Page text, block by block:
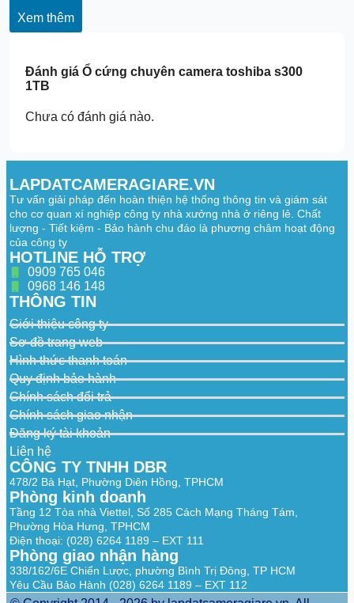
Xem thêm
Đánh giáỔ cứng chuyên camera toshiba s300
1TB
Chưa có đánh giá nào.
LAPDATCAMERAGIARE.VN
Tư vấn giải pháp đến hoàn thiện hệ thống thông tin và giám sát
cho cơ quan xí nghiệp công ty nhà xưởng nhà ở riêng lẻ. Chất
lượng - Tiết kiệm - Bảo hành chu đáo là phương châm hoạt động
của công ty
HOTLINE HỖ TRỢ
0909 765 046
0968 146 148
THÔNG TIN
Giới thiệu công ty
Sơ đồ trang web
Hình thức thanh toán
Quy định bảo hành
Chính sách đổi trả
Chính sách giao nhận
Đăng ký tài khoản
Liên hệ
CÔNG TY TNHH DBR
478/2 Bà Hạt, Phường Diên Hồng, TPHCM
Phòng kinh doanh
Tầng 12 Tòa nhà Viettel, Số 285 Cách Mạng Tháng Tám,
Phường Hòa Hưng, TPHCM
Điện thoại: (028) 6264 1189 – EXT 111
Phòng giao nhận hàng
338/162/6E Chiến Lược, phường Bình Trị Đông, TP HCM
Yêu Cầu Bảo Hành (028) 6264 1189 – EXT 112